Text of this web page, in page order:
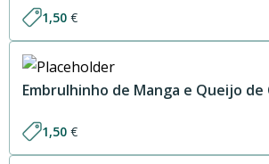
1,50 €
Embrulhinho de Manga e Queijo de
1,50 €